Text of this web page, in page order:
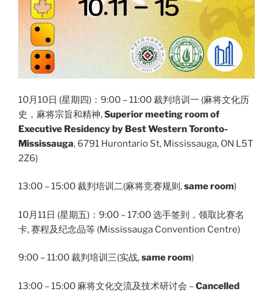
10月10日 (星期四)：9:00 – 11:00 裁判培训一 (麻将文化历
史，麻将宗旨和精神,Superior meetingroom of
Executive Residency by Best Western Toronto-
Mississauga, 6791 Hurontario St, Mississauga, ON L5T
2Z6)
13:00 – 15:00 裁判培训二(麻将竞赛规则,same room)
10月11日 (星期五)：9:00 – 17:00 选手签到，领取比赛名
卡, 赛程及纪念品等 (Mississauga Convention Centre)
9:00 – 11:00 裁判培训三(实战,same room)
13:00 – 15:00 麻将文化交流及技术研讨会 –Cancelled